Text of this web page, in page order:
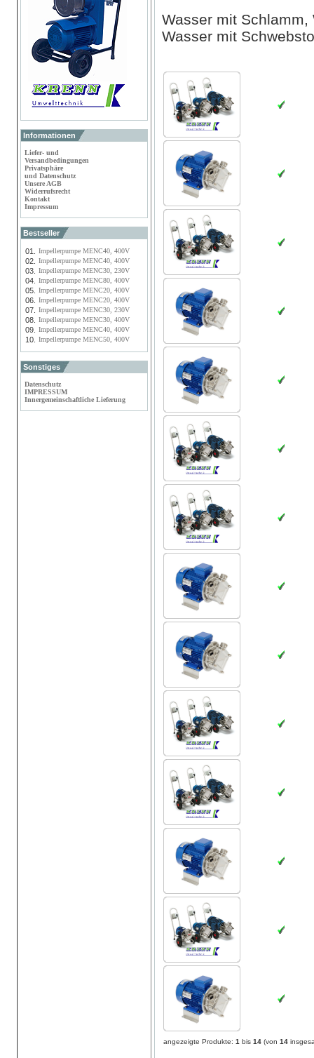
Informationen
Liefer- und
Versandbedingungen
Privatsphäre
und Datenschutz
Unsere AGB
Widerrufsrecht
Kontakt
Impressum
Bestseller
01. Impellerpumpe MENC40, 400V
02. Impellerpumpe MENC40, 400V
03. Impellerpumpe MENC30, 230V
04. Impellerpumpe MENC80, 400V
05. Impellerpumpe MENC20, 400V
06. Impellerpumpe MENC20, 400V
07. Impellerpumpe MENC30, 230V
08. Impellerpumpe MENC30, 400V
09. Impellerpumpe MENC40, 400V
10. Impellerpumpe MENC50, 400V
Sonstiges
Datenschutz
IMPRESSUM
Innergemeinschaftliche Lieferung
Wasser mit
Wasser mit
angezeigte Produkte: 1 bis 14 (von 14